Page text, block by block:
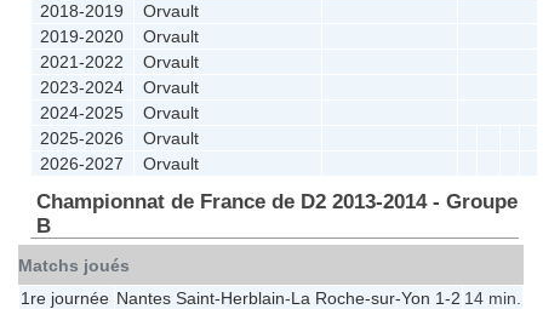
2018-2019
Orvault
2019-2020
Orvault
2021-2022
Orvault
2023-2024
Orvault
2024-2025
Orvault
2025-2026
Orvault
2026-2027
Orvault
Championnat de France de D2 2013-2014 - Groupe
B
Matchs joués
1re journée Nantes Saint-Herblain-La Roche-sur-Yon 1-2 14 min.